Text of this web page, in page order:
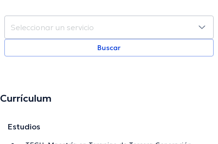
Buscar
Currículum
Estudios